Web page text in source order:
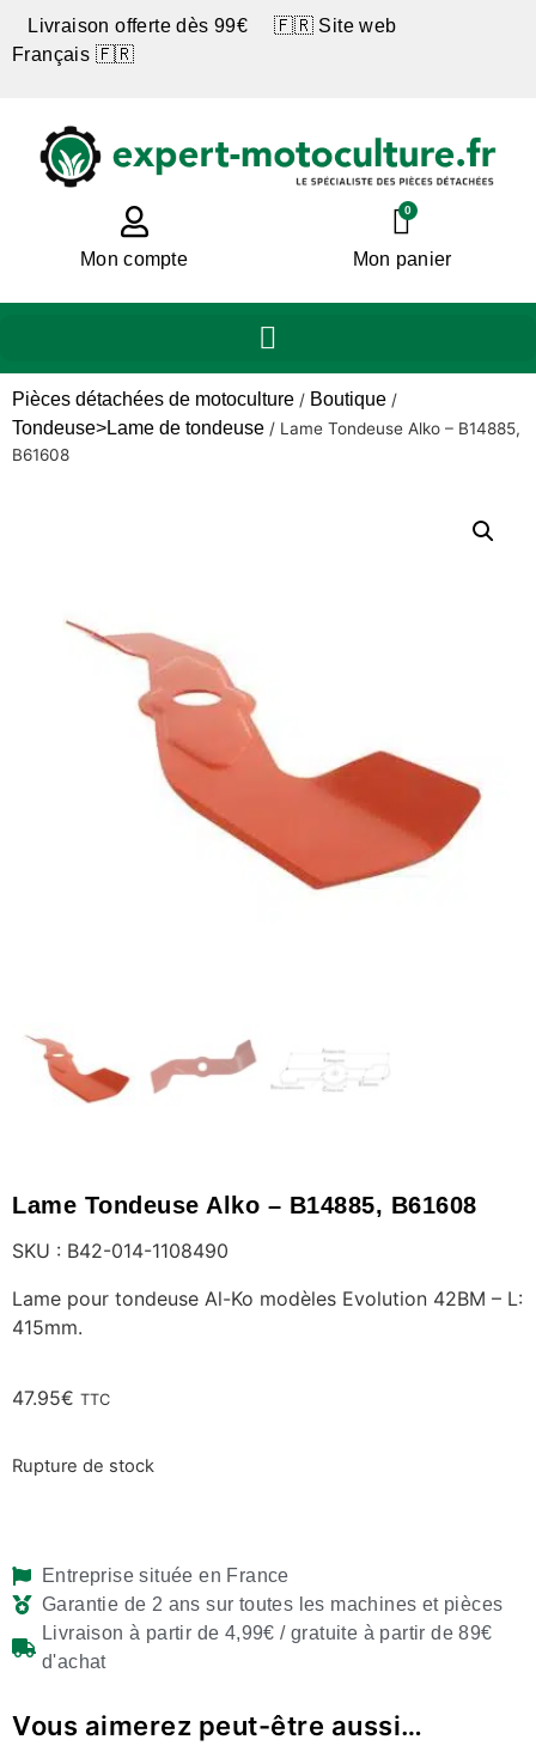
Livraison offerte dès 99€ 🇫🇷 Site web
Français 🇫🇷
Mon compte
0
Mon panier
Pièces détachées de motoculture / Boutique /
Tondeuse>Lame de tondeuse / Lame Tondeuse Alko – B14885,
B61608
Lame Tondeuse Alko – B14885, B61608
SKU : B42-014-1108490
Lame pour tondeuse Al-Ko modèles Evolution 42BM – L:
415mm.
47.95€ TTC
Rupture de stock
Entreprise située en France
Garantie de 2 ans sur toutes les machines et pièces
Livraison à partir de 4,99€ / gratuite à partir de 89€
d'achat
Vous aimerez peut-être aussi…